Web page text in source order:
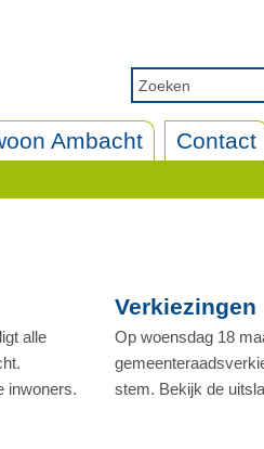
Ambacht Contact
alle
inwoners.
Verkiezingen
Op woensdag 18
stem. Bekijk de